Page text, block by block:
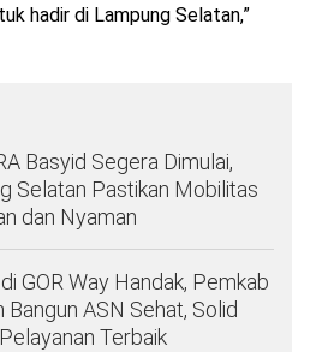
hadir di Lampung Selatan,”
Basyid Segera Dimulai,
Selatan Pastikan Mobilitas
dan Nyaman
GOR Way Handak, Pemkab
ASN Sehat, Solid
Terbaik